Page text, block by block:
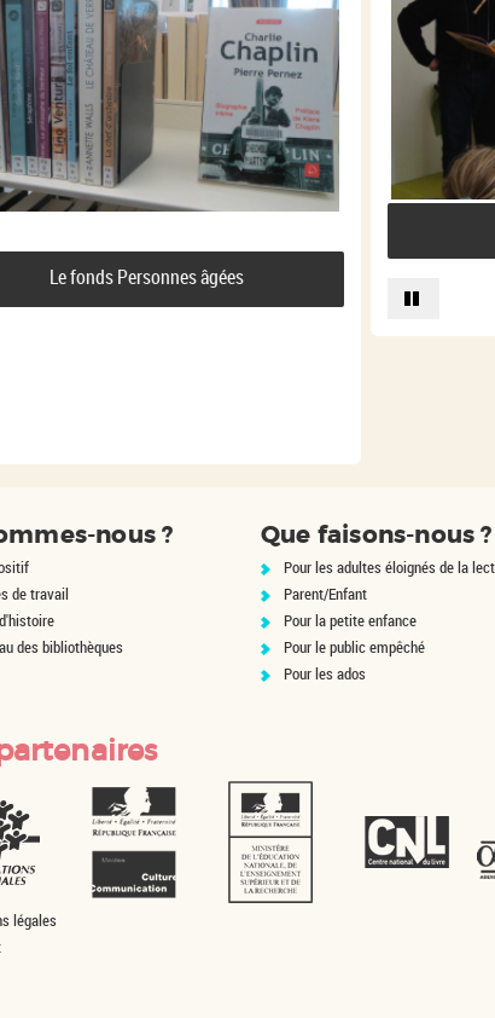
Le fonds Personnes âgées
nous ?
de travail
des bibliothèques
Que faisons-nous ?
Pour les adultes éloignés de la
Parent/Enfant
Pour la petite enfance
Pour le public empêché
Pour les ados
légales